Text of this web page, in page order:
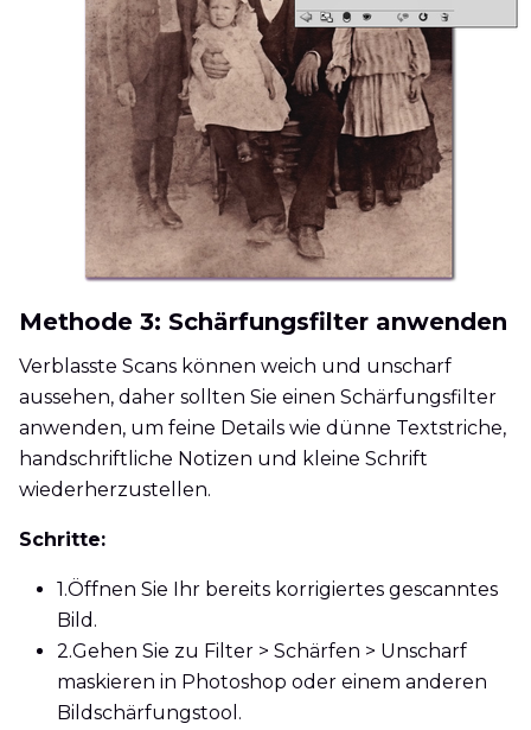
Methode 3: Schärfungsfilter anwenden
Verblasste Scans können weich und unscharf
aussehen, daher sollten Sie einen Schärfungsfilter
anwenden, um feine Details wie dünne Textstriche,
handschriftliche Notizen und kleine Schrift
wiederherzustellen.
Schritte:
1.Öffnen Sie Ihr bereits korrigiertes gescanntes
Bild.
2.Gehen Sie zu Filter > Schärfen > Unscharf
maskieren in Photoshop oder einem anderen
Bildschärfungstool.